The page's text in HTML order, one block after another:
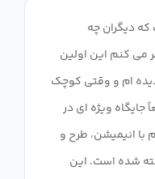
دیگران چه
می کنم این اولین
ام و وقتی کوچک
جایگاه ویژه ای در
با انیمیشن، طرح و
شده است. این